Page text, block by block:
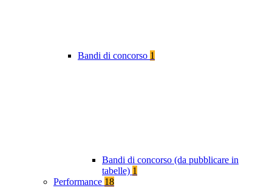
Bandi di concorso 1
Bandi di concorso (da pubblicare in
tabelle) 1
Performance 18